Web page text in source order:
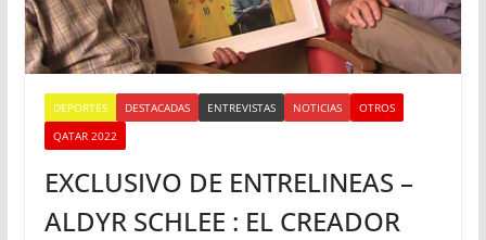
DEPORTES DESTACADAS ENTREVISTAS NOTICIAS
OTROS
QATAR 2022
EXCLUSIVO DE ENTRELINEAS –
ALDYR SCHLEE : EL CREADOR